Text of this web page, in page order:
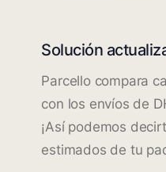
Solución
Parcello compara
con los envíos de
¡Así podemos
estimados de tu